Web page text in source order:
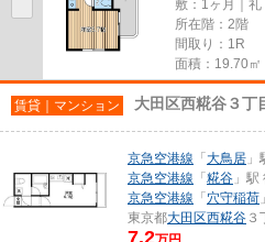
敷：1ヶ月｜礼
所在階：2階
間取り：1R
面積：19.70㎡
賃貸｜マンション 大田区西糀谷３丁
京急空港線 「 大鳥居
京急空港線 「 糀谷 」
京急空港線 「 穴守稲荷
東京都大田区西糀谷 ３
7.2